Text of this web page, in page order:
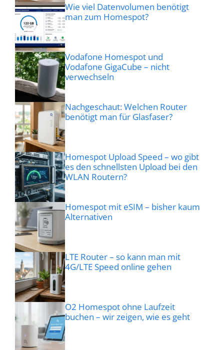
Wie viel Datenvolumen benötigt
man zum Homespot?
Vodafone Homespot und
Vodafone GigaCube – nicht
verwechseln
Nachgeschaut: Welchen Router
benötigt man für Glasfaser?
Homespot Upload Speed – wo gibt
es den schnellsten Upload bei den
WLAN Routern?
Homespot mit eSIM – bisher kaum
Alternativen
LTE Router – so kann man mit
4G/LTE Speed online gehen
O2 Homespot ohne Laufzeit
buchen – wir zeigen, wie es geht